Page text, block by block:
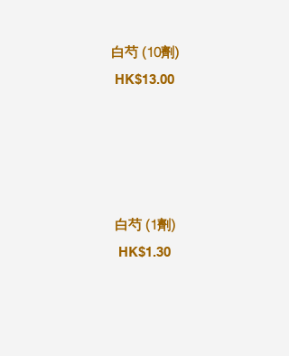
白芍 (10劑)
HK$13.00
白芍 (1劑)
HK$1.30